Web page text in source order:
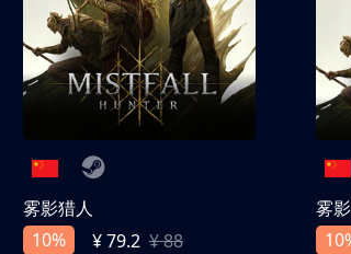
雾影猎人
10%
¥ 79.2 ¥ 88
雾